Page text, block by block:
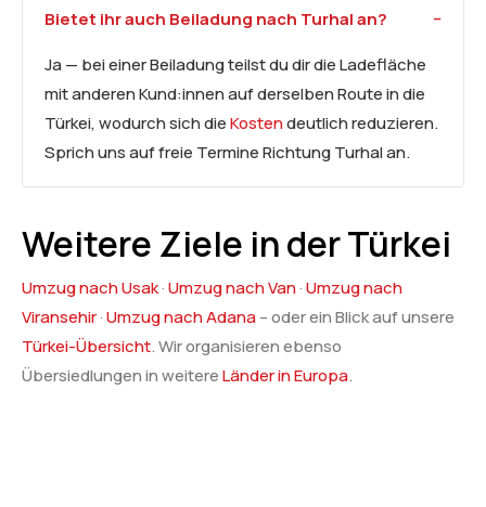
Bietet ihr auch Beiladung nach Turhal an?
Ja — bei einer Beiladung teilst du dir die Ladefläche
mit anderen Kund:innen auf derselben Route in die
Türkei, wodurch sich dieKostendeutlich reduzieren.
Sprich uns auf freie Termine Richtung Turhal an.
Weitere Ziele in der Türkei
Umzug nach Usak·Umzug nach Van·Umzug nach
Viransehir·Umzug nach Adana– oder ein Blick auf unsere
Türkei-Übersicht. Wir organisieren ebenso
Übersiedlungen in weitereLänder in Europa.